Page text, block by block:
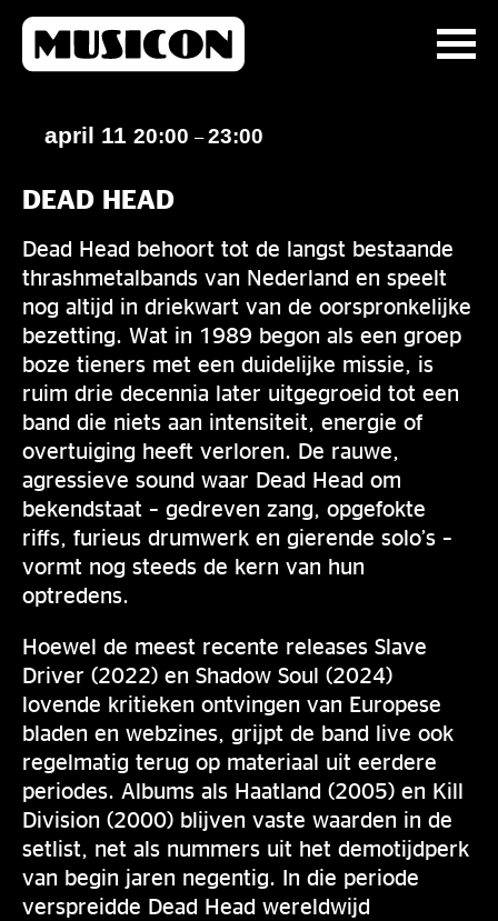
april 11 20:00 –23:00
DEAD HEAD
Dead Head behoort tot de langst bestaande
thrashmetalbands van Nederland en speelt
nog altijd in driekwart van de oorspronkelijke
bezetting. Wat in 1989 begon als een groep
boze tieners met een duidelijke missie, is
ruim drie decennia later uitgegroeid tot een
band die niets aan intensiteit, energie of
overtuiging heeft verloren. De rauwe,
agressieve sound waar Dead Head om
bekendstaat – gedreven zang, opgefokte
riffs, furieus drumwerk en gierende solo’s –
vormt nog steeds de kern van hun
optredens.
Hoewel de meest recente releases Slave
Driver (2022) en Shadow Soul (2024)
lovende kritieken ontvingen van Europese
bladen en webzines, grijpt de band live ook
regelmatig terug op materiaal uit eerdere
periodes. Albums als Haatland (2005) en Kill
Division (2000) blijven vaste waarden in de
setlist, net als nummers uit het demotijdperk
van begin jaren negentig. In die periode
verspreidde Dead Head wereldwijd